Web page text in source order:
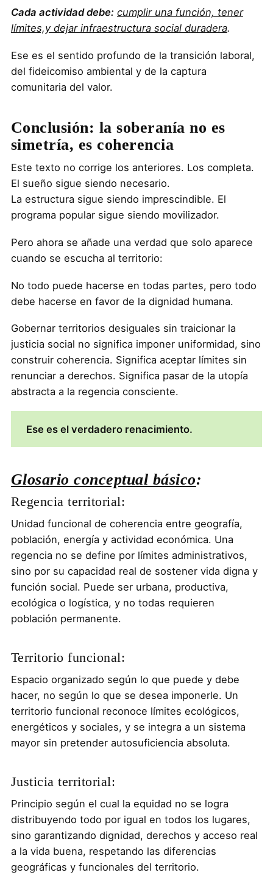
Cada actividad debe: cumplir una función, tener
límites,y dejar infraestructura social duradera.
Ese es el sentido profundo de la transición laboral,
del fideicomiso ambiental y de la captura
comunitaria del valor.
Conclusión: la soberanía no es
simetría, es coherencia
Este texto no corrige los anteriores. Los completa.
El sueño sigue siendo necesario.
La estructura sigue siendo imprescindible. El
programa popular sigue siendo movilizador.
Pero ahora se añade una verdad que solo aparece
cuando se escucha al territorio:
No todo puede hacerse en todas partes, pero todo
debe hacerse en favor de la dignidad humana.
Gobernar territorios desiguales sin traicionar la
justicia social no significa imponer uniformidad, sino
construir coherencia. Significa aceptar límites sin
renunciar a derechos. Significa pasar de la utopía
abstracta a la regencia consciente.
Ese es el verdadero renacimiento.
Glosario conceptual básico:
Regencia territorial:
Unidad funcional de coherencia entre geografía,
población, energía y actividad económica. Una
regencia no se define por límites administrativos,
sino por su capacidad real de sostener vida digna y
función social. Puede ser urbana, productiva,
ecológica o logística, y no todas requieren
población permanente.
Territorio funcional:
Espacio organizado según lo que puede y debe
hacer, no según lo que se desea imponerle. Un
territorio funcional reconoce límites ecológicos,
energéticos y sociales, y se integra a un sistema
mayor sin pretender autosuficiencia absoluta.
Justicia territorial:
Principio según el cual la equidad no se logra
distribuyendo todo por igual en todos los lugares,
sino garantizando dignidad, derechos y acceso real
a la vida buena, respetando las diferencias
geográficas y funcionales del territorio.